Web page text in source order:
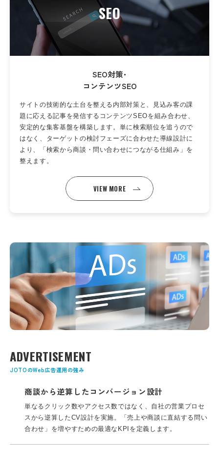
SEO
SEO対策･
コンテンツSEO
サイトの技術的な土台を整える内部対策と、見込み客の課
題に応える記事を発信するコンテンツSEOを組み合わせ、
安定的な集客基盤を構築します。単に検索順位を追うので
はなく、ターゲットの検討フェーズに合わせた導線設計に
より、「検索から商談・問い合わせにつながる仕組み」を
整えます。
VIEW MORE
ADVERTISEMENT
JOTOのWeb広告運用の強み
商談から逆算したコンバージョン設計
単なるクリック数やアクセス数ではなく、自社の営業プロセ
スから逆算したCV設計を実施。
「売上や商談に直結する問い
合わせ」を増やすための最適なKPIを定義します。